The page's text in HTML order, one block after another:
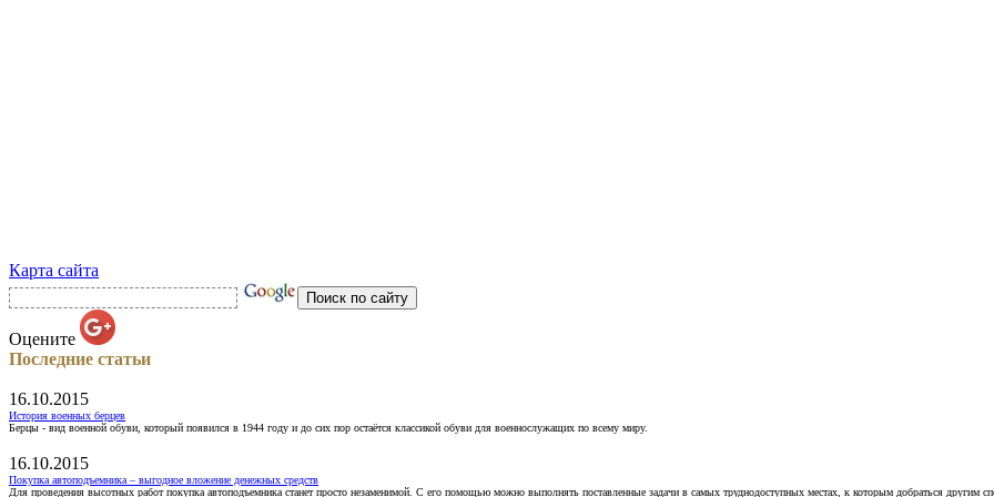
Карта сайта
Оцените
Последние статьи
16.10.2015
История военных берцев
Берцы - вид военной обуви, который появился в 1944 году и до сих пор остаётся классикой обуви для военнослужащих по всему миру.
16.10.2015
Покупка автоподъемника – выгодное вложение денежных средств
Для проведения высотных работ покупка автоподъемника станет просто незаменимой. С его помощью можно выполнять поставленные задачи в самых труднодоступных местах, к которым добраться другим